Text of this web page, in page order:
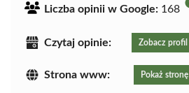
Liczba opinii w Google: 168
Czytaj opinie: Zobacz profil
Strona www: Pokaż stronę